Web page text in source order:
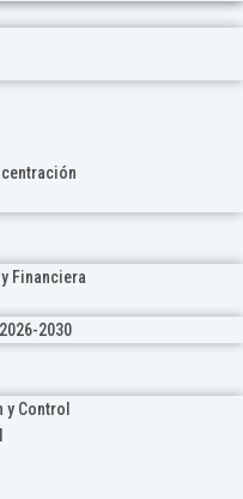
Financiera
2030
y Control